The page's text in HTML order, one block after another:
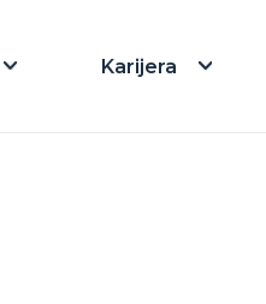
Karijera